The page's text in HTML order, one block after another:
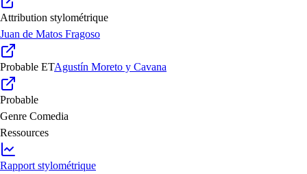
Attribution stylométrique
Juan de Matos Fragoso
Probable ETAgustín Moreto y Cavana
Probable
Genre Comedia
Ressources
Rapport stylométrique